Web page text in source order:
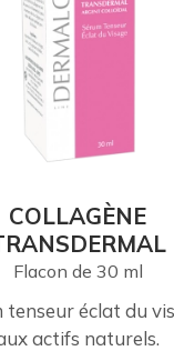
COLLAGÈNE
Flacon de 30 ml
tenseur éclat du
actifs naturels.